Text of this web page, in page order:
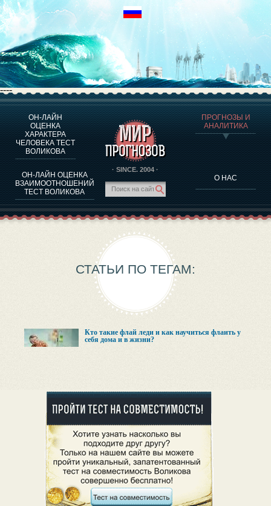
----
ОН-ЛАЙН
ОЦЕНКА
ХАРАКТЕРА
ЧЕЛОВЕКА ТЕСТ
ВОЛИКОВА
ОН-ЛАЙН ОЦЕНКА
ВЗАИМООТНОШЕНИЙ
ТЕСТ ВОЛИКОВА
· SINCE. 2004 ·
ПРОГНОЗЫ И
АНАЛИТИКА
О НАС
О ПРОГРАММЕ
ОЦЕНКА ХАРАКТЕРA ЧЕЛОВЕКА
ОЦЕНКА ХАРАКТЕРА ВЫДАЮЩИХСЯ ЛИЧНОСТЕЙ
О ПРОГРАММЕ
ТЕСТ НА СОВМЕСТИМОСТЬ ВОЛИКОВА
ПРОГНОЗЫ И АНАЛИТИКА
СТАТЬИ ПО ТЕГАМ:
Кто такие флай леди и как научиться флаить у
себя дома и в жизни?